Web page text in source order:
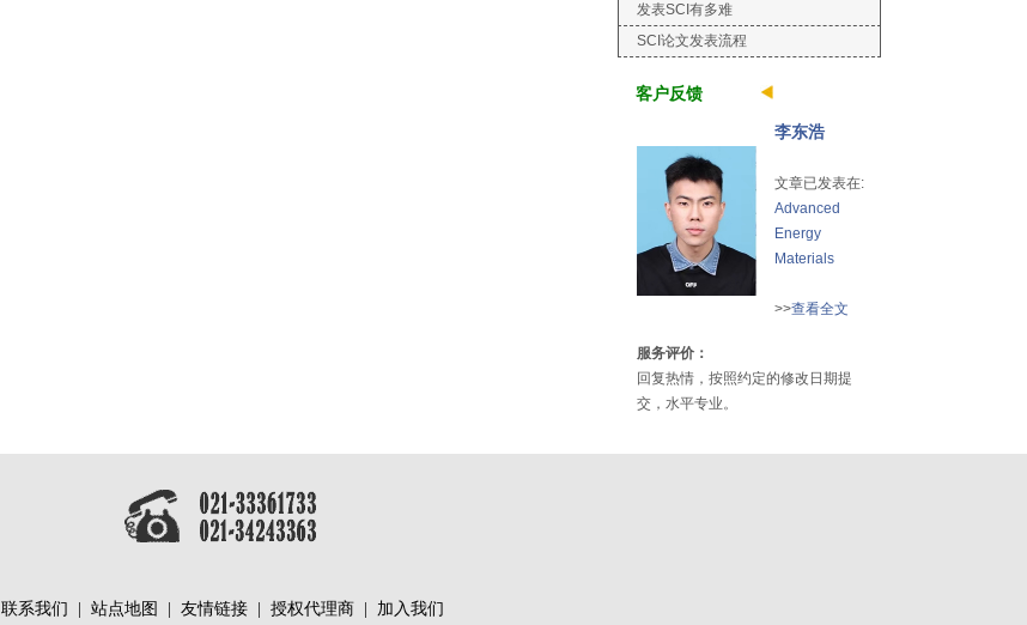
发表SCI有多难
SCI论文发表流程
客户反馈
李东浩
文章已发表在:
Advanced
Energy
Materials
>>查看全文
服务评价：
回复热情，按照约定的修改日期提
交，水平专业。
联系我们 站点地图 友情链接 授权代理商 加入我们